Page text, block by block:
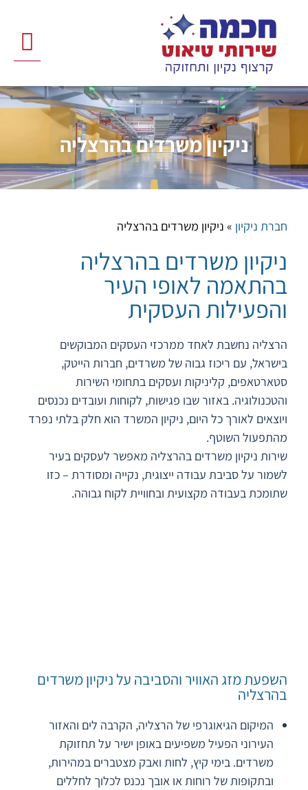
ניקיון משרדים בהרצליה
חברת ניקיון » ניקיון משרדים בהרצליה
ניקיון משרדים בהרצליה
בהתאמה לאופי העיר
והפעילות העסקית
הרצליה נחשבת לאחד ממרכזי העסקים המבוקשים
בישראל, עם ריכוז גבוה של משרדים, חברות הייטק,
סטארטאפים, קליניקות ועסקים בתחומי השירות
והטכנולוגיה. באזור שבו פגישות, לקוחות ועובדים נכנסים
ויוצאים לאורך כל היום, ניקיון המשרד הוא חלק בלתי נפרד
מהתפעול השוטף.
שירות ניקיון משרדים בהרצליה מאפשר לעסקים בעיר
לשמור על סביבת עבודה ייצוגית, נקייה ומסודרת – כזו
שתומכת בעבודה מקצועית ובחוויית לקוח גבוהה.
השפעת מזג האוויר והסביבה על ניקיון משרדים
בהרצליה
המיקום הגיאוגרפי של הרצליה, הקרבה לים והאזור
העירוני הפעיל משפיעים באופן ישיר על תחזוקת
משרדים. בימי קיץ, לחות ואבק מצטברים במהירות,
ובתקופות של רוחות או אובך נכנס לכלוך לחללים